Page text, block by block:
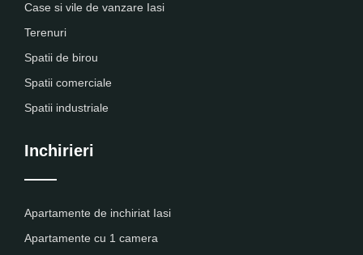
Case si vile de vanzare Iasi
Terenuri
Spatii de birou
Spatii comerciale
Spatii industriale
Inchirieri
Apartamente de inchiriat Iasi
Apartamente cu 1 camera